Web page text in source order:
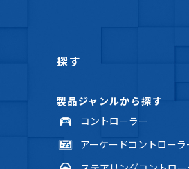
探す
製品ジャンルから探す
コントローラー
アーケードコントローラ